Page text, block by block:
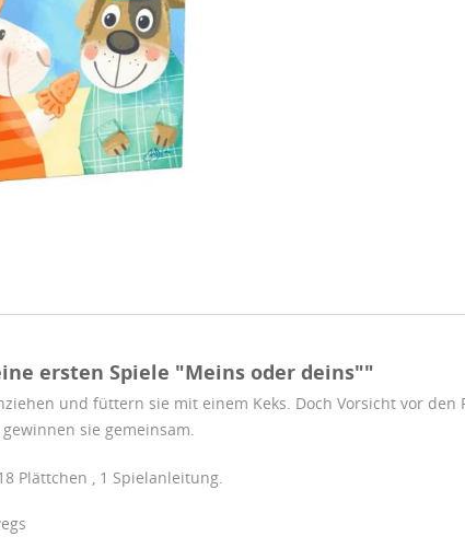
ersten Spiele "Meins oder deins""
und füttern sie mit einem Keks. Doch Vorsicht vor
sie gemeinsam.
Plättchen , 1 Spielanleitung.